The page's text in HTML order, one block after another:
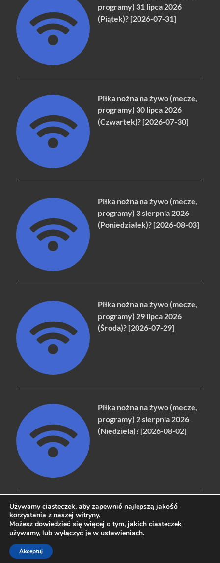
programy) 31 lipca 2026
(Piątek)? [2026-07-31]
Piłka nożna na żywo (mecze,
programy) 30 lipca 2026
(Czwartek)? [2026-07-30]
Piłka nożna na żywo (mecze,
programy) 3 sierpnia 2026
(Poniedziałek)? [2026-08-03]
Piłka nożna na żywo (mecze,
programy) 29 lipca 2026
(Środa)? [2026-07-29]
Piłka nożna na żywo (mecze,
programy) 2 sierpnia 2026
(Niedziela)? [2026-08-02]
Copyright © 2026naziemna.info - Telewizja cyfrowa, Radio,
Powered byWordPress
Używamy ciasteczek, aby zapewnić najlepszą jakość
korzystania z naszej witryny.
Możesz dowiedzieć się więcej o tym, jakich ciasteczek
używamy, lub wyłączyć je w ustawieniach.
Akceptuj